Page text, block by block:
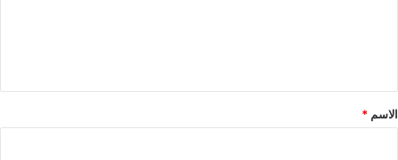
*
الاسم *